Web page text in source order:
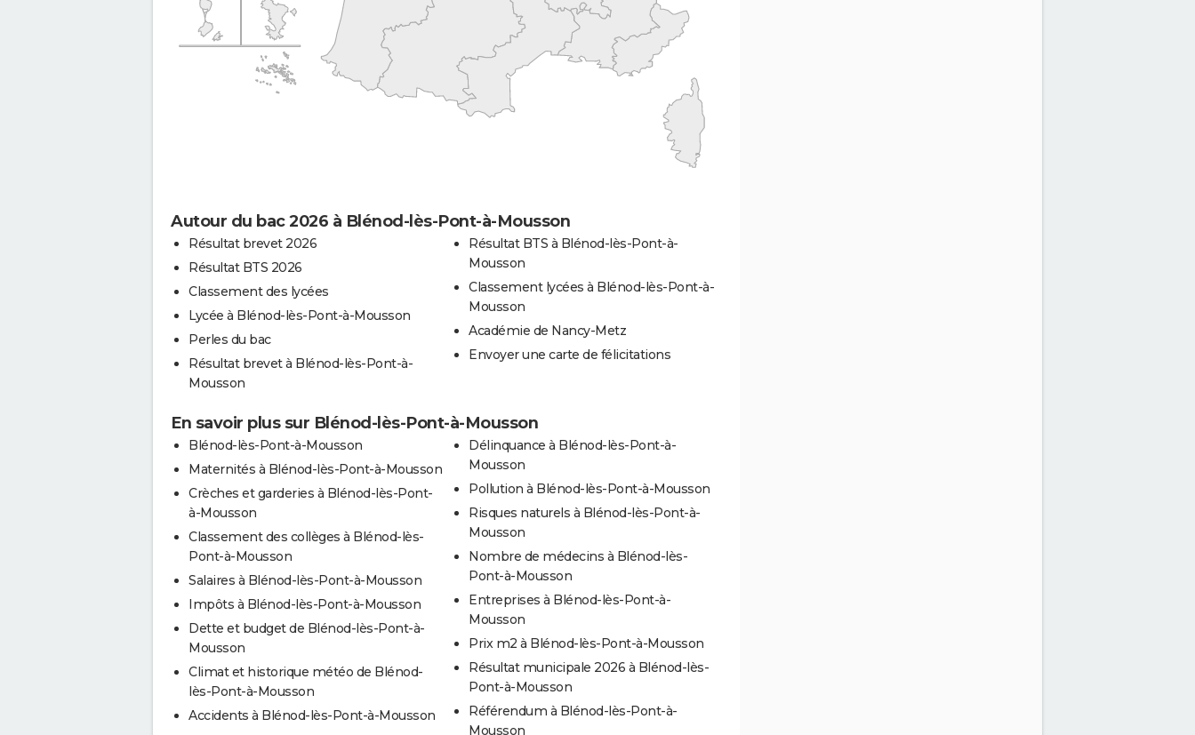
Autour du bac 2026 à Blénod-lès-Pont-à-Mousson
Résultat brevet 2026
Résultat BTS 2026
Classement des lycées
Lycée à Blénod-lès-Pont-à-Mousson
Perles du bac
Résultat brevet à Blénod-lès-Pont-à-
Mousson
Résultat BTS à Blénod-lès-Pont-à-
Mousson
Classement lycées à Blénod-lès-Pont-à-
Mousson
Académie de Nancy-Metz
Envoyer une carte de félicitations
En savoir plus sur Blénod-lès-Pont-à-Mousson
Blénod-lès-Pont-à-Mousson
Maternités à Blénod-lès-Pont-à-Mousson
Crèches et garderies à Blénod-lès-Pont-
à-Mousson
Classement des collèges à Blénod-lès-
Pont-à-Mousson
Salaires à Blénod-lès-Pont-à-Mousson
Impôts à Blénod-lès-Pont-à-Mousson
Dette et budget de Blénod-lès-Pont-à-
Mousson
Climat et historique météo de Blénod-
lès-Pont-à-Mousson
Accidents à Blénod-lès-Pont-à-Mousson
Délinquance à Blénod-lès-Pont-à-
Mousson
Pollution à Blénod-lès-Pont-à-Mousson
Risques naturels à Blénod-lès-Pont-à-
Mousson
Nombre de médecins à Blénod-lès-
Pont-à-Mousson
Entreprises à Blénod-lès-Pont-à-
Mousson
Prix m2 à Blénod-lès-Pont-à-Mousson
Résultat municipale 2026 à Blénod-lès-
Pont-à-Mousson
Référendum à Blénod-lès-Pont-à-
Mousson